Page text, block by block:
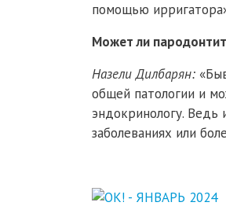
помощью
Может ли
Назели Дилбарян:
общей патологии и
эндокринологу.
заболеваниях или